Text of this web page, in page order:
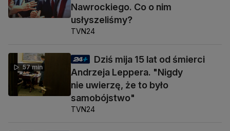
Nawrockiego. Co o nim
usłyszeliśmy?
TVN24
57 min
Dziś mija 15 lat od śmierci
Andrzeja Leppera. "Nigdy
nie uwierzę, że to było
samobójstwo"
TVN24